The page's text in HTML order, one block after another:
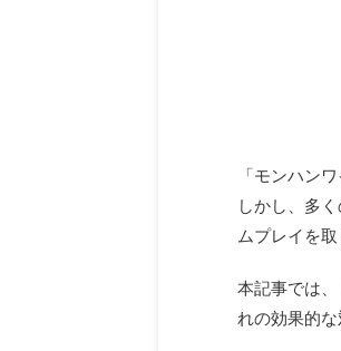
「モンハン
しかし、多
ムプレイを取
本記事では
れの効果的